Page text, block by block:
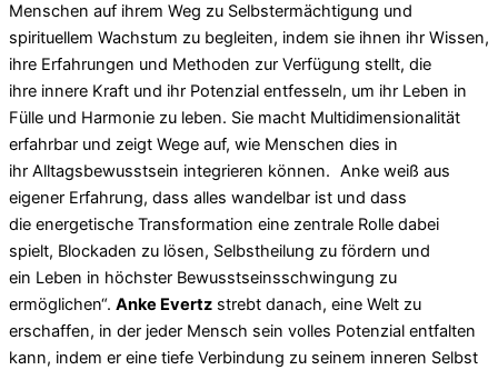
Menschen auf ihrem Weg zu Selbstermächtigung und
spirituellem Wachstum zu begleiten, indem sie ihnen ihr Wissen,
ihre Erfahrungen und Methoden zur Verfügung stellt, die
ihre innere Kraft und ihr Potenzial entfesseln, um ihr Leben in
Fülle und Harmonie zu leben. Sie macht Multidimensionalität
erfahrbar und zeigt Wege auf, wie Menschen dies in
ihr Alltagsbewusstsein integrieren können. Anke weiß aus
eigener Erfahrung, dass alles wandelbar ist und dass
die energetische Transformation eine zentrale Rolle dabei
spielt, Blockaden zu lösen, Selbstheilung zu fördern und
ein Leben in höchster Bewusstseinsschwingung zu
ermöglichen“. Anke Evertz strebt danach, eine Welt zu
erschaffen, in der jeder Mensch sein volles Potenzial entfalten
kann, indem er eine tiefe Verbindung zu seinem inneren Selbst